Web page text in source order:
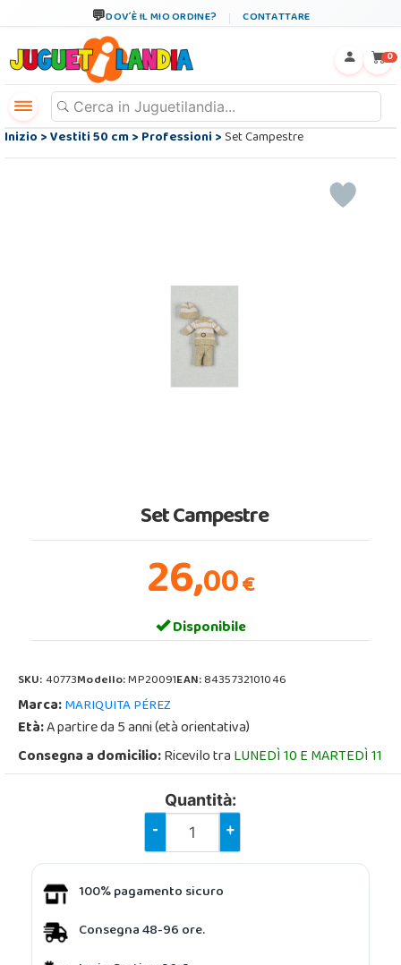
DOV´È IL MIO ORDINE? CONTATTARE
0
Inizio>Vestiti 50 cm>Professioni>Set Campestre
Set Campestre
26,00€
Disponibile
SKU:40773Modello:MP20091EAN:8435732101046
Marca:MARIQUITA PÉREZ
Età:A partire da 5 anni (età orientativa)
Consegna a domicilio:Ricevilo traLUNEDÌ 10 E MARTEDÌ 11
Quantità:
- +
100% pagamento sicuro
Consegna 48-96 ore.